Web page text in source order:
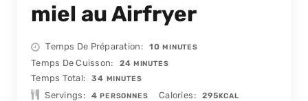
miel au Airfryer
Temps De Préparation 10MINUTES
MINUTES
Temps De Cuisson 24 MINUTES
MINUTES
Temps Total 34 MINUTES
MINUTES
Servings 4 PERSONNES Calories 295KCAL